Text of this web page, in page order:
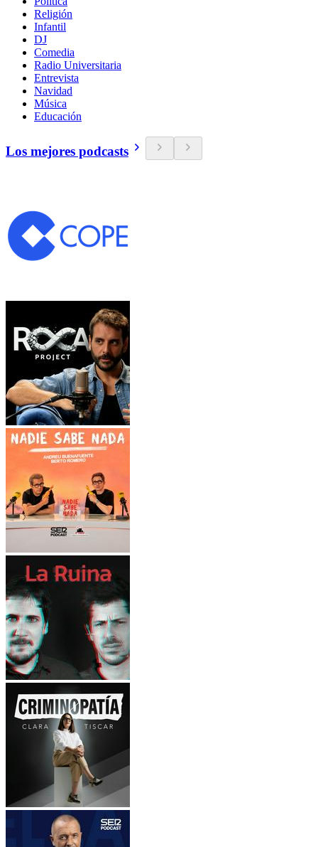
Religión
Infantil
DJ
Comedia
Radio Universitaria
Entrevista
Navidad
Música
Educación
Los mejores podcasts